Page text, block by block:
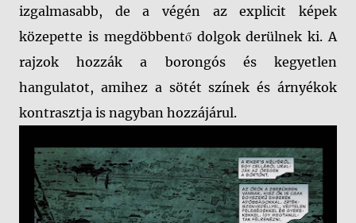
izgalmasabb, de a végén az explicit képek
közepette is megdöbbentő dolgok derülnek ki. A
rajzok hozzák a borongós és kegyetlen
hangulatot, amihez a sötét színek és árnyékok
kontrasztja is nagyban hozzájárul.